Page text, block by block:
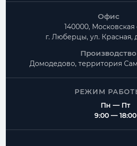
Офис
140000, Московская
г. Люберцы, ул. Красная,
Производство
Домодедово, территория
РЕЖИМ
Пн — Пт
9:00 — 18:00